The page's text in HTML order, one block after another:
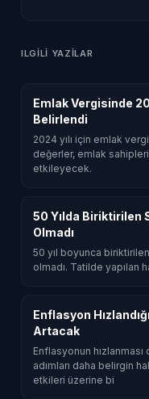
ILGILI YAZILAR
Emlak Vergisinde
Belirlendi
2024 yılı için emlak
değerler, emlak
etkileyecek.
50 Yılda Biriktirilen
Olmadı
50 yıl boyunca
olmadı. Tatilde yapılan
Enflasyon
Artacak
Enflasyonun hızlanması
adımları daha belirgin
etkileri üzerine bi